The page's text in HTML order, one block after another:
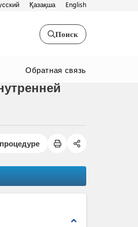
Қазақша English
Поиск
Обратная связь
expand_less